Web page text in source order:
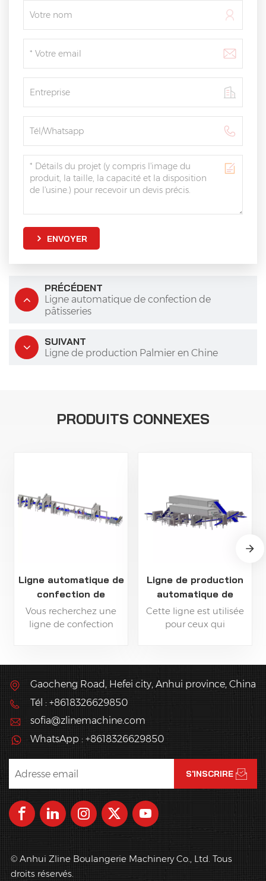
ENVOYER
PRÉCÉDENT
Ligne automatique de confection de
pâtisseries
SUIVANT
Ligne de production Palmier en Chine
PRODUITS CONNEXES
Ligne automatique de
confection de
pâtisseries
Vous recherchez une
ligne de confection
votre pâte à pâtisserie à
partir d'un laminoir ou
d'une ligne de
laminage en différents
types de produits de
pâtisserie ?
Ligne de production
automatique de
bâtonnets de
gaufres
Cette ligne est utilisée
pour ceux qui
comme des bâtonnets
Gaocheng Road, Hefei city, Anhui province, China
Tél : +8618326629850
sofia@zlinemachine.com
WhatsApp : +8618326629850
© Anhui Zline Boulangerie Machinery Co., Ltd. Tous
droits réservés.